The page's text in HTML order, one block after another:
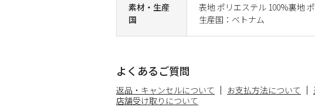
素材・生産
国
表地 ポリエステル 100%裏地
生産国：ベトナム
よくあるご質問
返品・キャンセルについて お支払方法について
店舗受け取りについて